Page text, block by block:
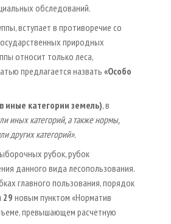
обследований.
вступает в противоречие со
природных
относит только леса,
предлагается назвать «Особо
иные категории земель), в
иных категорий, а также нормы,
других категорий».
рубок, рубок
данного вида лесопользования.
главного пользования, порядок
29 новым пунктом «Норматив
превышающем расчетную